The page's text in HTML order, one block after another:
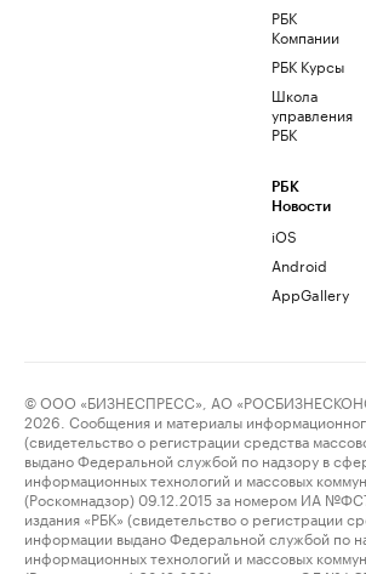
РБК
Компании
РБК Курсы
Школа
управления
РБК
РБК
Новости
iOS
Android
AppGallery
© ООО «БИЗНЕСПРЕСС», АО
2026. Сообщения и материалы
(свидетельство о регистрации средства
выдано Федеральной службой по надзору в
информационных технологий и массовых
(Роскомнадзор) 09.12.2015 за номером ИА
издания «РБК» (свидетельство о регистрации
информации выдано Федеральной службой по
информационных технологий и массовых